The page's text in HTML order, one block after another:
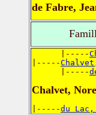
de Fabre,
      |-----
|-----
      |-----
Chalvet,
|-----du